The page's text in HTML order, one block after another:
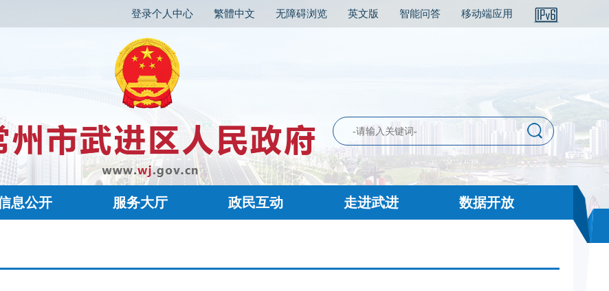
登录个人中心 繁體中文 无障碍浏览 英文版 智能问答 移动端应用
息公开 服务大厅 政民互动 走进武进 数据开放